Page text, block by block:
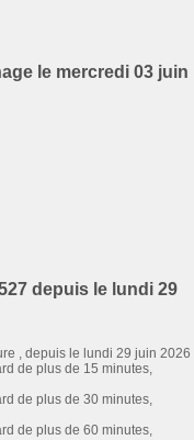
le mercredi 03 juin
depuis le lundi 29
, depuis le lundi 29 juin 2026
de plus de 15 minutes,
de plus de 30 minutes,
de plus de 60 minutes,